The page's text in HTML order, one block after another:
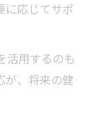
に応じてサポ
活用するのも
が、将来の健